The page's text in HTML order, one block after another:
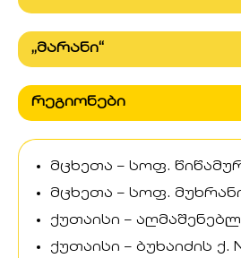
„მარანი“
რეგიონები
მცხეთა – სოფ.
მცხეთა – სოფ.
ქუთაისი –
ქუთაისი – ბუხაიძის ქ.